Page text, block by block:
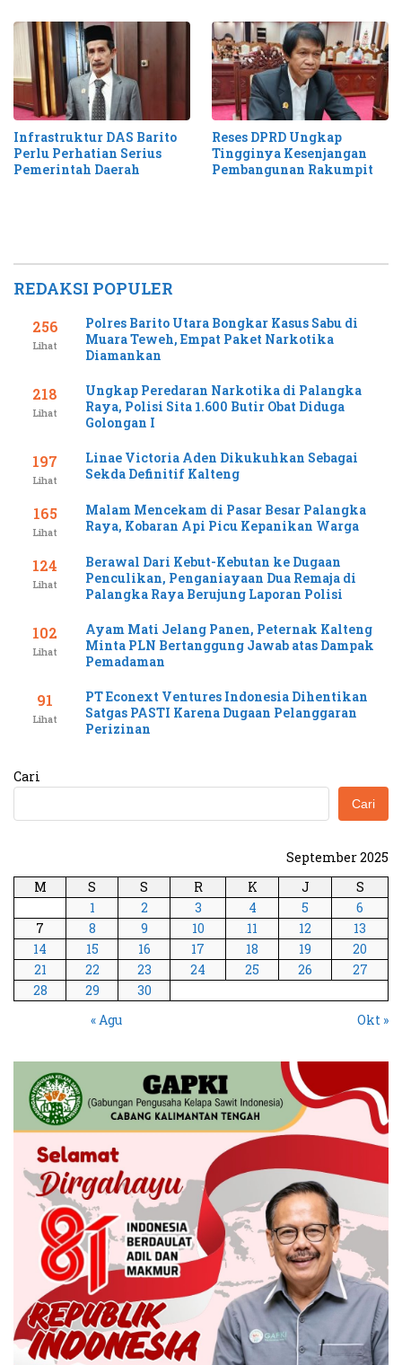
Infrastruktur DAS Barito
Perlu Perhatian Serius
Pemerintah Daerah
Reses DPRD Ungkap
Tingginya Kesenjangan
Pembangunan Rakumpit
REDAKSI POPULER
256
Lihat
Polres Barito Utara Bongkar Kasus Sabu di
Muara Teweh, Empat Paket Narkotika
Diamankan
218
Lihat
Ungkap Peredaran Narkotika di Palangka
Raya, Polisi Sita 1.600 Butir Obat Diduga
Golongan I
197
Lihat
Linae Victoria Aden Dikukuhkan Sebagai
Sekda Definitif Kalteng
165
Lihat
Malam Mencekam di Pasar Besar Palangka
Raya, Kobaran Api Picu Kepanikan Warga
124
Lihat
Berawal Dari Kebut-Kebutan ke Dugaan
Penculikan, Penganiayaan Dua Remaja di
Palangka Raya Berujung Laporan Polisi
102
Lihat
Ayam Mati Jelang Panen, Peternak Kalteng
Minta PLN Bertanggung Jawab atas Dampak
Pemadaman
91
Lihat
PT Econext Ventures Indonesia Dihentikan
Satgas PASTI Karena Dugaan Pelanggaran
Perizinan
Cari
Cari
September 2025
M
S S R K J
S
1
2 3 4 5
6
7
8 9 10 11 12
13
14
15 16 17 18 19
20
21
22 23 24 25 26
27
28
29
30
« Agu
Okt »